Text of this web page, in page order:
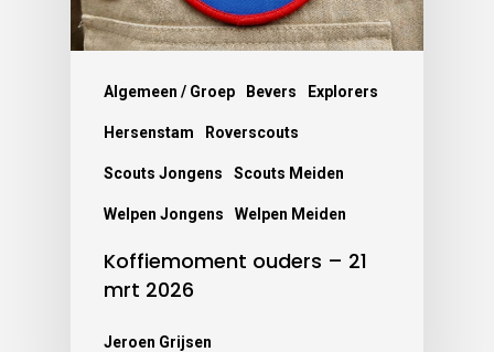
Algemeen / Groep Bevers Explorers
Hersenstam Roverscouts
Scouts Jongens Scouts Meiden
Welpen Jongens Welpen Meiden
Koffiemoment ouders – 21
mrt 2026
Jeroen Grijsen